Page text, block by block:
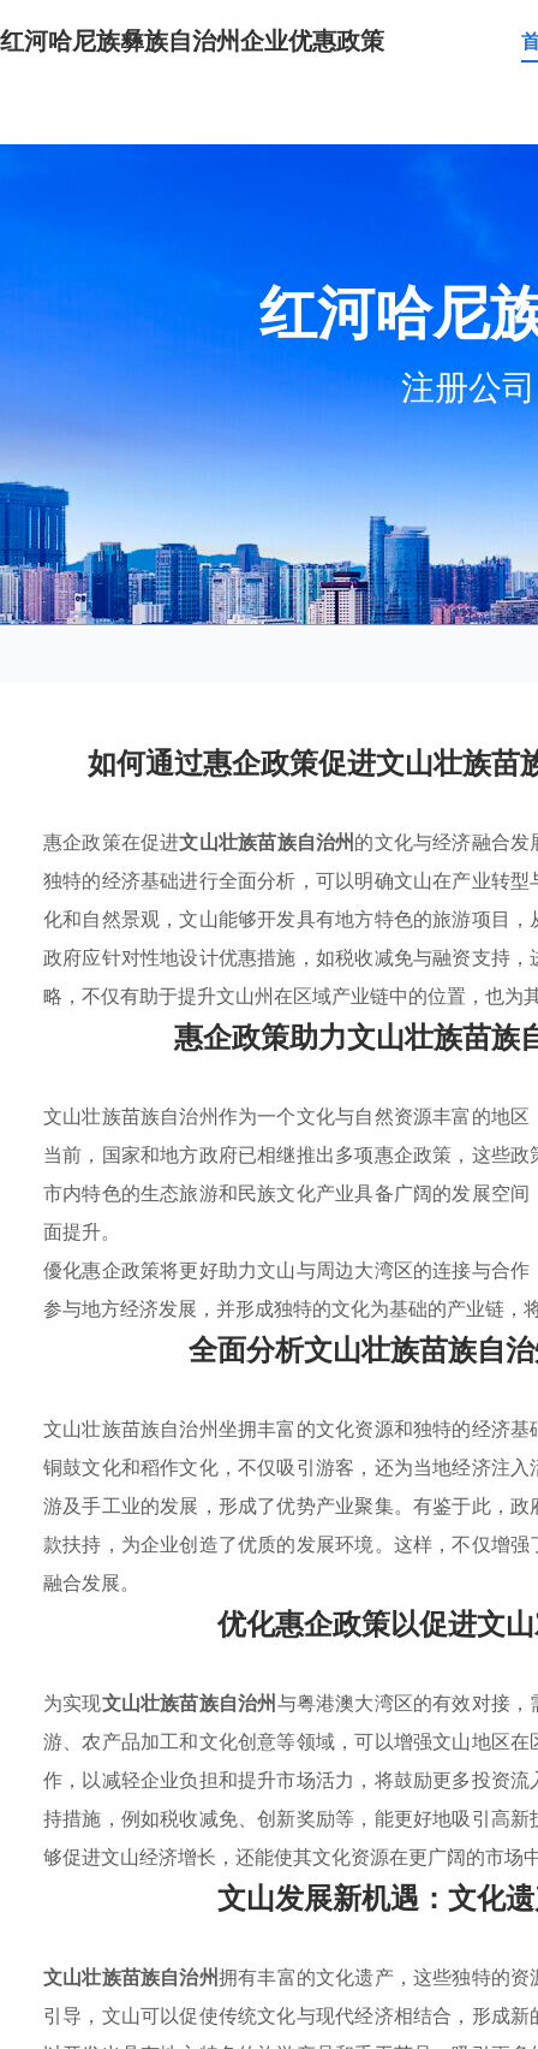
红河哈尼族彝族自治州企业优惠政策
红河哈尼
注册公
如何通过惠企政策促进文山壮族苗
惠企政策在促进文山壮族苗族自治州的文化与经济融合
独特的经济基础进行全面分析，可以明确文山在产业转
化和自然景观，文山能够开发具有地方特色的旅游项目
政府应针对性地设计优惠措施，如税收减免与融资支持
略，不仅有助于提升文山州在区域产业链中的位置，也为
惠企政策助力文山壮族苗族
文山壮族苗族自治州作为一个文化与自然资源丰富的地区
当前，国家和地方政府已相继推出多项惠企政策，这些
市内特色的生态旅游和民族文化产业具备广阔的发展空间
面提升。
優化惠企政策将更好助力文山与周边大湾区的连接与合
参与地方经济发展，并形成独特的文化为基础的产业链，
全面分析文山壮族苗族自
文山壮族苗族自治州坐拥丰富的文化资源和独特的经济
铜鼓文化和稻作文化，不仅吸引游客，还为当地经济注
游及手工业的发展，形成了优势产业聚集。有鉴于此，
款扶持，为企业创造了优质的发展环境。这样，不仅增
融合发展。
优化惠企政策以促进文
为实现文山壮族苗族自治州与粤港澳大湾区的有效对接，
游、农产品加工和文化创意等领域，可以增强文山地区
作，以减轻企业负担和提升市场活力，将鼓励更多投资
持措施，例如税收减免、创新奖励等，能更好地吸引高
够促进文山经济增长，还能使其文化资源在更广阔的市
文山发展新机遇：文化
文山壮族苗族自治州拥有丰富的文化遗产，这些独特的
引导，文山可以促使传统文化与现代经济相结合，形成